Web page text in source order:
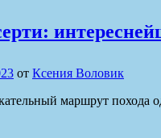
от Ксения Воловик
маршрут похода